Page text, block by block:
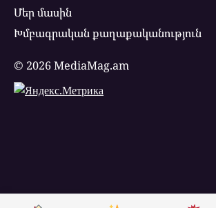
Մեր մասին
Խմբագրական քաղաքականություն
© 2026 MediaMag.am